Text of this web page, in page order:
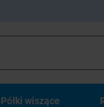
Półki wiszące